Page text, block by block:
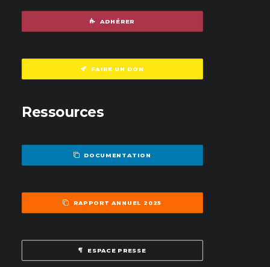
ADHÉRER
FAIRE UN DON
Ressources
DOCUMENTATION
RAPPORT ANNUEL 2025
ESPACE PRESSE